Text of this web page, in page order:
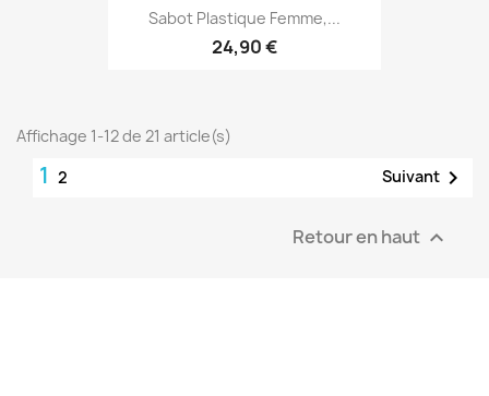
Sabot Plastique Femme,...
24,90 €
Affichage 1-12 de 21 article(s)
1 2 Suivant 
Retour en haut 